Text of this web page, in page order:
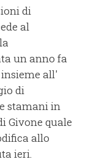
di
al
un anno fa
all'
di
stamani in
Givone quale
allo
ieri.